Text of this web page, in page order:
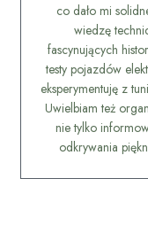
co dało mi
wiedzę
fascynujących
testy pojazdów
eksperymentuję z
Uwielbiam też
nie tylko
odkrywania